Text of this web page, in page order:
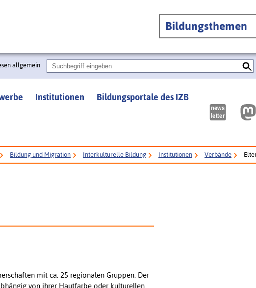
Bildungsthemen
allgemein
Institutionen Bildungsportale des IZB
Bildung und Migration Interkulturelle Bildung Institutionen Verbände
mit ca. 25 regionalen Gruppen. Der
von ihrer Hautfarbe oder kulturellen